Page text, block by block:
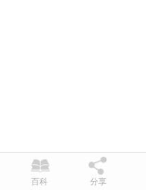
百科 分享